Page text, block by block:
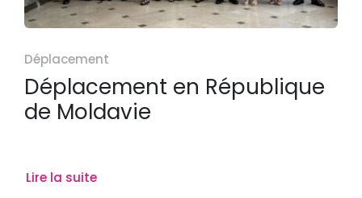
Déplacement
Déplacement en République
de Moldavie
Lire la suite